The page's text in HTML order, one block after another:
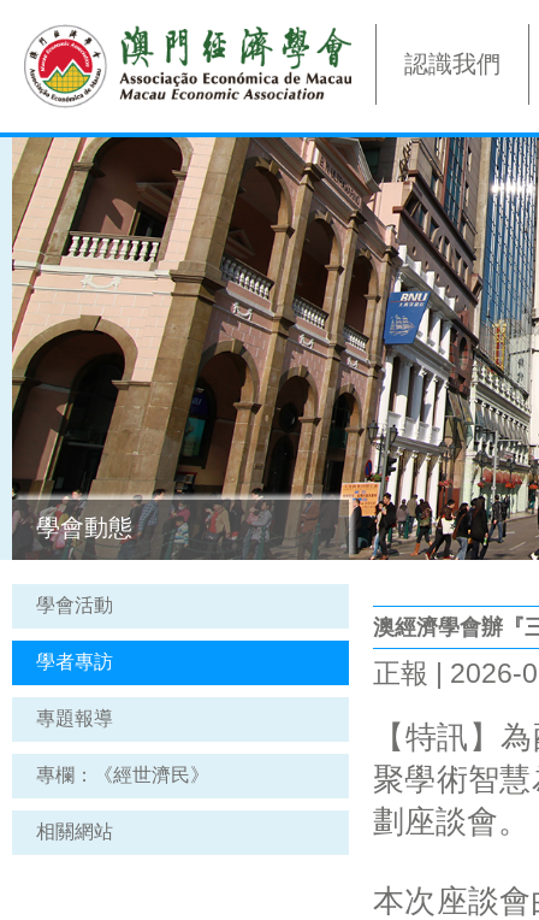
認識我們
學會動態
學會活動
學者專訪
專題報導
專欄：《經世濟民》
相關網站
澳經濟學會辦『
正報 | 2026-
【特訊】
聚學術智
劃座談會。
本次座談